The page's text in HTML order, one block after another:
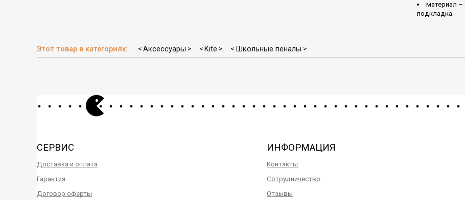
материал –
подкладка.
Этот товар в категориях: < Аксессуары > < Kite > < Школьные пеналы >
СЕРВИС
Доставка и оплата
Гарантия
Договор оферты
ИНФОРМАЦИЯ
Контакты
Сотрудничество
Отзывы